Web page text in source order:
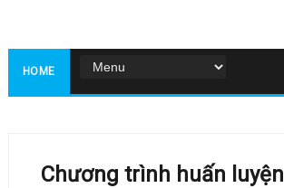
HOME
Chương trình huấn luyện